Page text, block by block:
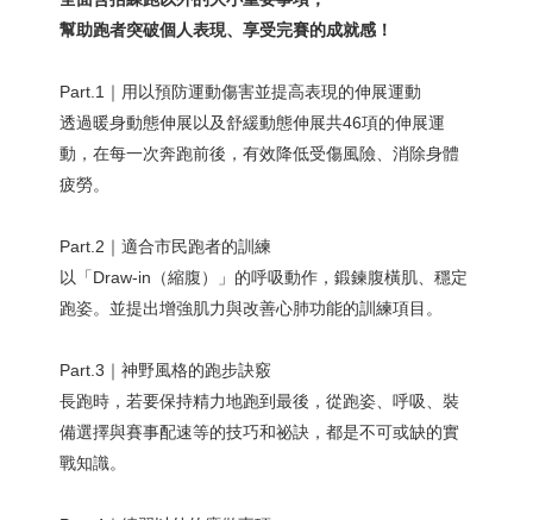
幫助跑者突破個人表現、享受完賽的成就感！
Part.1｜用以預防運動傷害並提高表現的伸展運動
透過暖身動態伸展以及舒緩動態伸展共46項的伸展運
動，在每一次奔跑前後，有效降低受傷風險、消除身體
疲勞。
Part.2｜適合市民跑者的訓練
以「Draw-in（縮腹）」的呼吸動作，鍛鍊腹橫肌、穩定
跑姿。並提出增強肌力與改善心肺功能的訓練項目。
Part.3｜神野風格的跑步訣竅
長跑時，若要保持精力地跑到最後，從跑姿、呼吸、裝
備選擇與賽事配速等的技巧和祕訣，都是不可或缺的實
戰知識。